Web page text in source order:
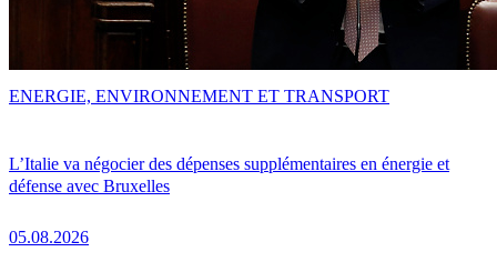
L’Italie va négocier des dépenses supplémentaires en énergie et
défense avec Bruxelles
05.08.2026
ENERGIE, ENVIRONNEMENT ET TRANSPORT